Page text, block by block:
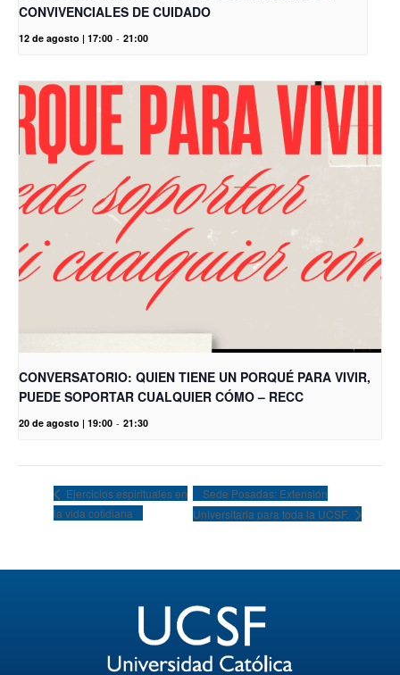
CONVIVENCIALES DE CUIDADO
12 de agosto | 17:00 - 21:00
CONVERSATORIO: QUIEN TIENE UN PORQUÉ PARA VIVIR,
PUEDE SOPORTAR CUALQUIER CÓMO – RECC
20 de agosto | 19:00 - 21:30
Ejercicios espirituales en
la vida cotidiana
Sede Posadas: Extensión
Universitaria para toda la UCSF.